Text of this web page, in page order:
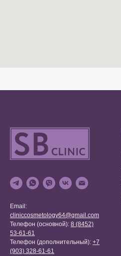
Email:
cliniccosmetology64@gmail.com
Телефон (основной): 8 (8452)
53-61-61
Телефон (дополнительный): +7
(903) 328-61-61